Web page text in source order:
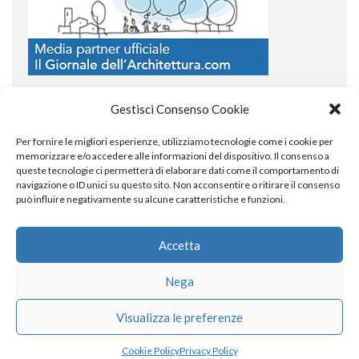
Gestisci Consenso Cookie
Per fornire le migliori esperienze, utilizziamo tecnologie come i cookie per
memorizzare e/o accedere alle informazioni del dispositivo. Il consenso a
queste tecnologie ci permetterà di elaborare dati come il comportamento di
navigazione o ID unici su questo sito. Non acconsentire o ritirare il consenso
può influire negativamente su alcune caratteristiche e funzioni.
Accetta
Nega
Visualizza le preferenze
Cookie PolicyPrivacy Policy
COPYRIGHT
© TheArchitecturalPost 2024
SOCIAL NETWORK
facebookinstagram